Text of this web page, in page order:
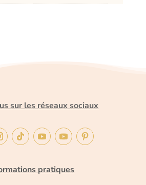
sur les réseaux sociaux
pratiques